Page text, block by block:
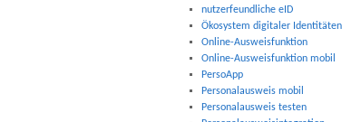
nutzerfeundliche eID
Ökosystem digitaler Identitäten
Online-Ausweisfunktion
Online-Ausweisfunktion mobil
PersoApp
Personalausweis mobil
Personalausweis testen